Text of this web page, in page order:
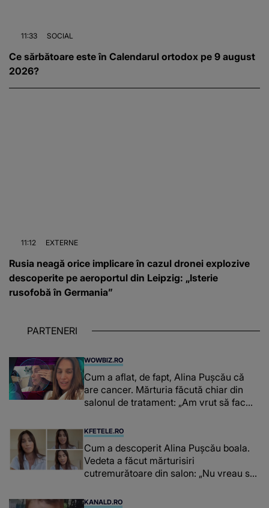
11:33 SOCIAL
Ce sărbătoare este în Calendarul ortodox pe 9 august
2026?
11:12 EXTERNE
Rusia neagă orice implicare în cazul dronei explozive
descoperite pe aeroportul din Leipzig: „Isterie
rusofobă în Germania”
PARTENERI
WOWBIZ.RO
Cum a aflat, de fapt, Alina Pușcău că
are cancer. Mărturia făcută chiar din
salonul de tratament: „Am vrut să fac
înțepe sânul”
KFETELE.RO
Cum a descoperit Alina Pușcău boala.
Vedeta a făcut mărturisiri
cutremurătoare din salon: „Nu vreau să
KANALD.RO